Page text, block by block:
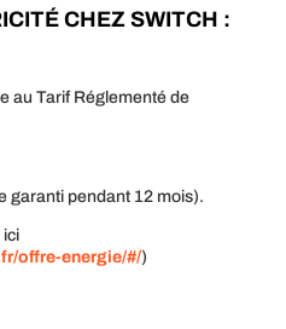
CHEZ SWITCH :
au Tarif Réglementé de
garanti pendant 12 mois).
ici
offre-energie/#/)